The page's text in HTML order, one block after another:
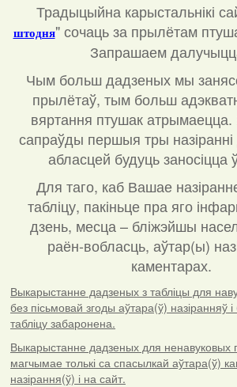
Традыцыйна карыстальнікі
штодня" сочаць за прылётам
Запрашаем
Чым больш дадзеных мы
прылётаў, тым больш
вяртання птушак атрымаецца.
сапраўды першыя тры
абласцей будуць заносіцца
Для таго, каб Вашае
табліцу, пакіньце пра яго
дзень, месца – бліжэйшы
раён-вобласць, аўтар(ы)
каментарах.
Выкарыстанне дадзеных з табліцы для
без пісьмовай згоды аўтара(ў) назіранняў
табліцу забаронена.
Выкарыстанне дадзеных для ненавуковых
магчымае толькі са спасылкай аўтара(ў)
назірання(ў) і на сайт.